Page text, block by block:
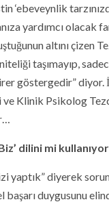
‘ebeveynlik
yardımcı olacak
altını çizen
taşımayıp,
göstergedir” diyor.
Klinik Psikolog
dilini mi
yaptık” diyerek
başarı duygusunu